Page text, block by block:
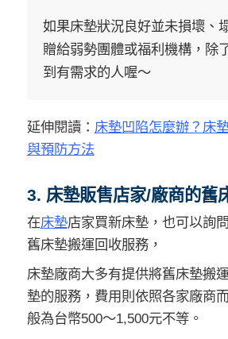
如果床墊狀況良好並未損壞、
贈給弱勢團體或福利機構，除
到有需求的人喔～
延伸閱讀： 床墊凹陷怎麼辦？床
與預防方法
3. 床墊販售店家/廠商的舊
在床墊店家買新床墊，也可以詢
舊床墊搬運回收服務，
床墊廠商大多有提供將舊床墊搬
墊的服務，費用則依照各家廠商
般為台幣500～1,500元不等。